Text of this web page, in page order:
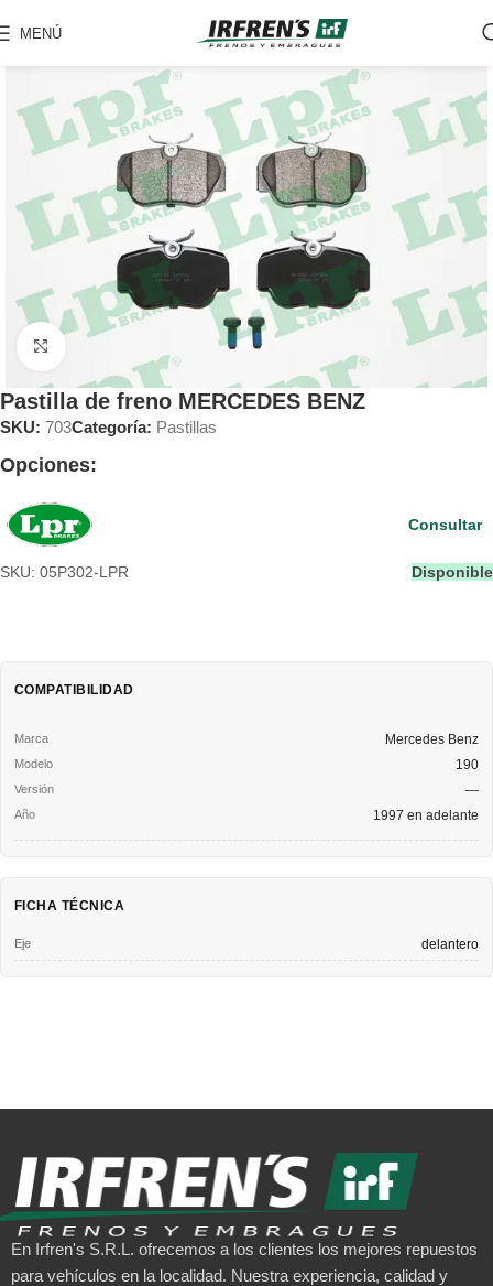
MENÚ
Pastilla de freno MERCEDES BENZ
SKU: 703Categoría: Pastillas
Opciones:
SKU: 05P302-LPR Disponible
Consultar
COMPATIBILIDAD
Mercedes Benz
190
—
1997 en adelante
FICHA TÉCNICA
Eje delantero
En Irfren's S.R.L. ofrecemos a los clientes los mejores repuestos
para vehículos en la localidad. Nuestra experiencia, calidad y